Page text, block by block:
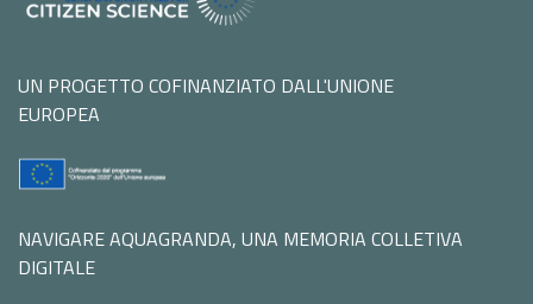
UN PROGETTO COFINANZIATO DALL'UNIONE
EUROPEA
NAVIGARE AQUAGRANDA, UNA MEMORIA COLLETIVA
DIGITALE